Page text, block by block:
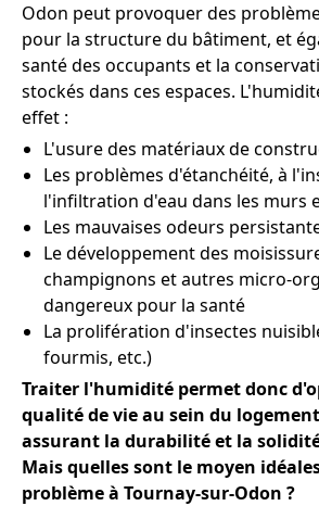
Odon peut provoquer des
pour la structure du bâtiment, et
santé des occupants et la
stockés dans ces espaces.
effet :
L'usure des matériaux de
Les problèmes d'étanchéité, à
l'infiltration d'eau dans les murs
Les mauvaises odeurs
Le développement des
champignons et autres micro-
dangereux pour la santé
La prolifération d'insectes
fourmis, etc.)
Traiter l'humidité permet donc
qualité de vie au sein du
assurant la durabilité et la
Mais quelles sont le moyen
problème à Tournay-sur-Odon ?